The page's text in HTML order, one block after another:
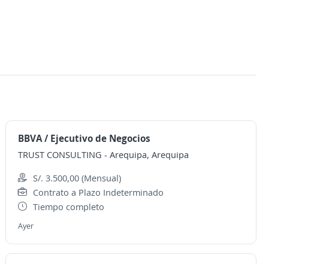
BBVA / Ejecutivo de Negocios
TRUST CONSULTING - Arequipa, Arequipa
S/. 3.500,00 (Mensual)
Contrato a Plazo Indeterminado
Tiempo completo
Ayer